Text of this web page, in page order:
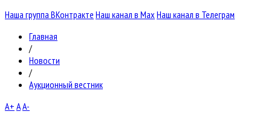
Наша группа ВКонтракте Наш канал в Max Наш канал в Телеграм
Главная
/
Новости
/
Аукционный вестник
A+ AA-